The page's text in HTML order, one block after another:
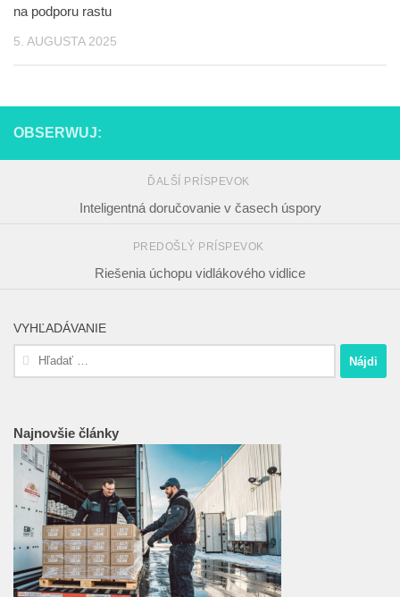
na podporu rastu
5. AUGUSTA 2025
OBSERWUJ:
ĎALŠÍ PRÍSPEVOK
Inteligentná doručovanie v časech úspory
PREDOŠLÝ PRÍSPEVOK
Riešenia úchopu vidlákového vidlice
VYHĽADÁVANIE
Hľadať:
Najnovšie články